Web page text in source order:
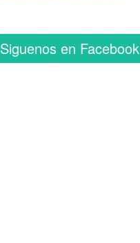
Siguenos en Facebook